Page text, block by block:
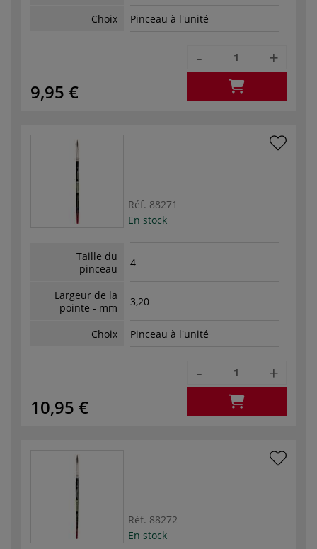
Choix Pinceau à l'unité
9,95 €
- +
Réf. 88271
En stock
Taille du
pinceau
4
Largeur de la
pointe - mm
3,20
Choix Pinceau à l'unité
10,95 €
- +
Réf. 88272
En stock